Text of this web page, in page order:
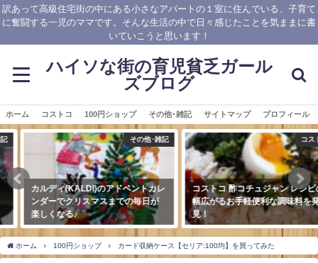
訳あって高級住宅街の中にある小さなアパートの１室に住んでいる、子育て
に奮闘する一児のママです。そんな生活の中で日々感じたことを気ままに書
いていこうと思います！
ハイソな街の育児貧乏ガール
ズブログ
ホーム コストコ 100円ショップ その他･雑記 サイトマップ プロフィール
その他･雑記
カルディ(KALDI)のアドベントカレ
ンダーでクリスマスまでの毎日が
楽しくなる♪
コストコ
コストコ 酢コチュジャン レシピの
幅広がるお手軽便利な調味料を発
見！
ホーム 100円ショップ カード収納ケース【セリア:100均】を買ってみた